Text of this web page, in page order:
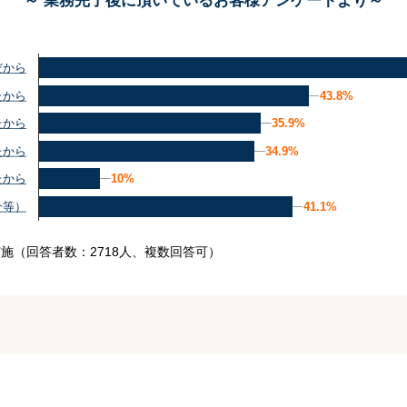
ら
ら
ら
ら
ら
）
43.8%
43.8%
35.9%
35.9%
34.9%
34.9%
10%
10%
41.1%
41.1%
（回答者数：2718人、複数回答可）